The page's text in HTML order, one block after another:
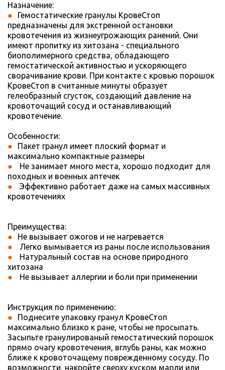
Назначение:
Гемостатические гранулы КровеСтоп
предназначены для экстренной остановки
кровотечения из жизнеугрожающих ранений. Они
имеют пропитку из хитозана - специального
биополимерного средства, обладающего
гемостатической активностью и ускоряющего
сворачивание крови. При контакте с кровью порошок
КровеСтоп в считанные минуты образует
гелеобразный сгусток, создающий давление на
кровоточащий сосуд и останавливающий
кровотечение.
Особенности:
Пакет гранул имеет плоский формат и
максимально компактные размеры
Не занимает много места, хорошо подходит для
походных и военных аптечек
Эффективно работает даже на самых массивных
кровотечениях
Преимущества:
Не вызывает ожогов и не нагревается
Легко вымывается из раны после использования
Натуральный состав на основе природного
хитозана
Не вызывает аллергии и боли при применении
Инструкция по применению:
Поднесите упаковку гранул КровеСтоп
максимально близко к ране, чтобы не просыпать.
Засыпьте гранулированый гемостатический порошок
прямо очагу кровотечения, вглубь раны, как можно
ближе к кровоточащему поврежденному сосуду. По
возможности, накройте сверху куском марли или